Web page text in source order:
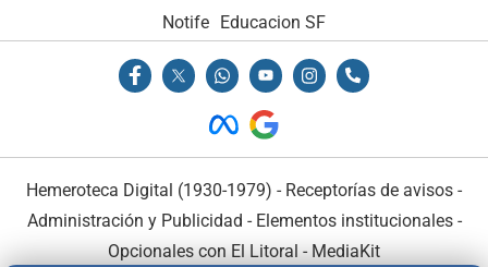
Notife Educacion SF
Hemeroteca Digital (1930-1979) - Receptorías de avisos -
Administración y Publicidad - Elementos institucionales-
Opcionales con El Litoral - MediaKit